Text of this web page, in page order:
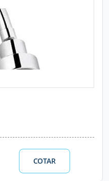
COTAR